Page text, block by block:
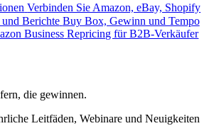
Verbinden Sie Amazon, eBay, Shopify
Berichte Buy Box, Gewinn und Tempo
Business Repricing für B2B-Verkäufer
die gewinnen.
Leitfäden, Webinare und Neuigkeiten